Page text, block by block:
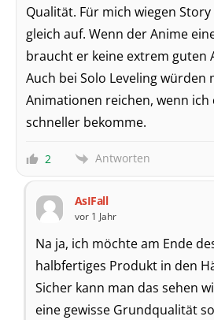
Qualität. Für mich wiegen
gleich auf. Wenn der Anime
braucht er keine extrem guten
Auch bei Solo Leveling würden
Animationen reichen, wenn ich
schneller bekomme.
2 Antworten
AsIFall
vor 1 Jahr
Na ja, ich möchte am Ende
halbfertiges Produkt in den
Sicher kann man das sehen
eine gewisse Grundqualität